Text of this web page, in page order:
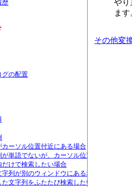
歴
グの配置
カーソル位置付近にある場合
が単語でないが、カーソル位置付近にある
だけで検索したい場合
列が別のウィンドウにある場合
文字列をふたたび検索したい場合
やり
ま
その他変